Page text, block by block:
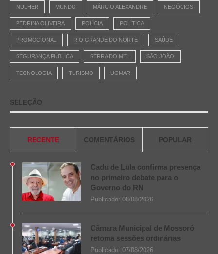
MULHER MUNDO MÁRCIO ALEXANDRE NEGÓCIOS
PEDRINA OLIVEIRA POLÍCIA POLÍTICA
PROMOCIONAL RIO GRANDE DO NORTE SAÚDE
SEGURANÇA PÚBLICA SERRA DO MEL SÃO JOÃO
TECNOLOGIA TURISMO UGMAR
SELEÇÃO
RECENTE COMENTÁRIOS POPULAR
Cadu de Lula confirma presença
no primeiro debate para o
Governo do RN
Publicado: 08/08/2026
Câmara Municipal de Mossoró
retoma sessões ordinárias
Publicado: 07/08/2026